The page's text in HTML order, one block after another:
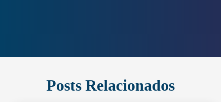
Posts Relacionados